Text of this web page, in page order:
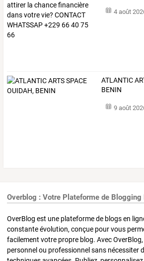
4 août
ATLANTIC
BENIN
9 août
Overblog : Votre Plateforme de
OverBlog est une plateforme de blogs en
constante évolution, conçue pour vous
facilement votre propre blog. Avec
personnel ou professionnel sans nécessiter